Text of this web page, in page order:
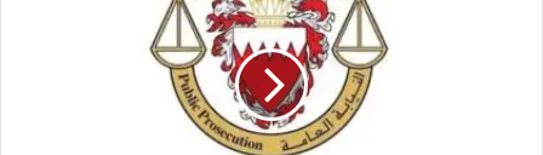
ഏജൻസികളുമായി